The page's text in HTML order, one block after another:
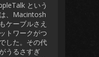
という
、Macintosh
ケーブルさえ
トワークがつ
した。その代
うるさすぎ